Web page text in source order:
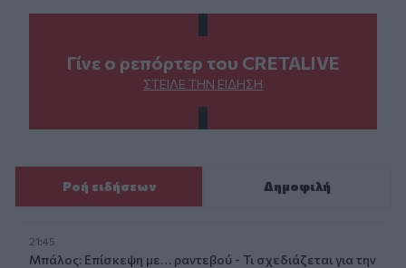
Γίνε ο ρεπόρτερ του CRETALIVE
ΣΤΕΊΛΕ ΤΗΝ ΕΊΔΗΣΗ
Ροή ειδήσεων Δημοφιλή
21:45
Μπάλος: Επίσκεψη με… ραντεβού - Τι σχεδιάζεται για την